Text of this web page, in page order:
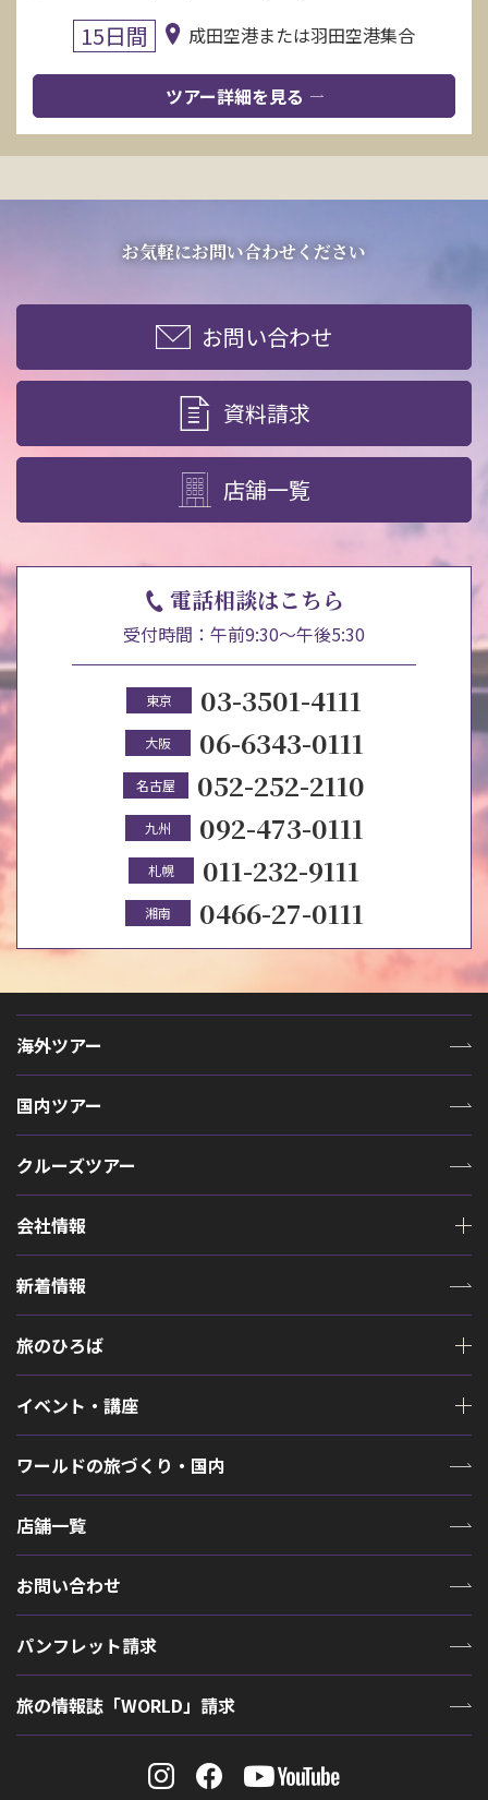
15日間 成田空港または羽田空港集合
ツアー詳細を見る
お気軽にお問い合わせください
お問い合わせ
資料請求
店舗一覧
電話相談はこちら
受付時間：午前9:30～午後5:30
東京 03-3501-4111
大阪 06-6343-0111
名古屋 052-252-2110
九州 092-473-0111
札幌 011-232-9111
湘南 0466-27-0111
海外ツアー
国内ツアー
クルーズツアー
会社情報
新着情報
旅のひろば
イベント・講座
ワールドの旅づくり・国内
店舗一覧
お問い合わせ
パンフレット請求
旅の情報誌「WORLD」請求